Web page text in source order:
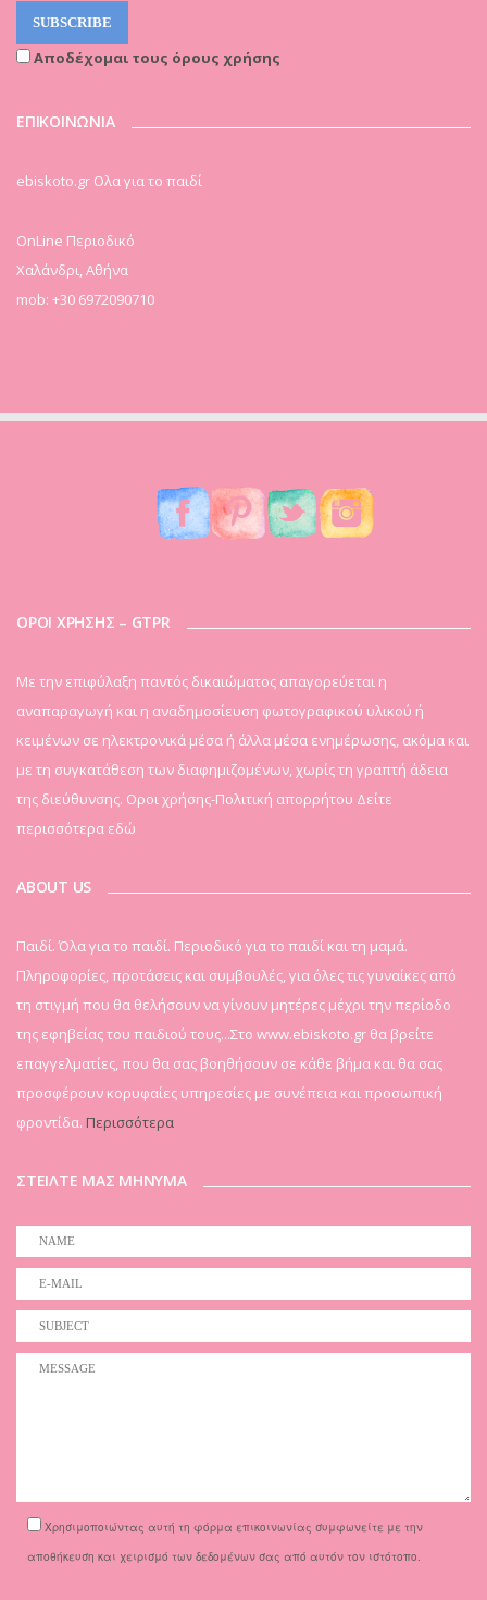
Αποδέχομαι τους όρους χρήσης
ΕΠΙΚΟΙΝΩΝΙΑ
ebiskoto.gr Ολα για το παιδί
OnLine Περιοδικό
Χαλάνδρι, Αθήνα
mob: +30 6972090710
ΟΡΟΙ ΧΡΗΣΗΣ – GTPR
Mε την επιφύλαξη παντός δικαιώματος απαγορεύεται η
αναπαραγωγή και η αναδημοσίευση φωτογραφικού υλικού ή
κειμένων σε ηλεκτρονικά μέσα ή άλλα μέσα ενημέρωσης, ακόμα και
με τη συγκατάθεση των διαφημιζομένων, χωρίς τη γραπτή άδεια
της διεύθυνσης. Οροι χρήσης-Πολιτική απορρήτου Δείτε
περισσότερα εδώ
ABOUT US
Παιδί. Όλα για το παιδί. Περιοδικό για το παιδί και τη μαμά.
Πληροφορίες, προτάσεις και συμβουλές, για όλες τις γυναίκες από
τη στιγμή που θα θελήσουν να γίνουν μητέρες μέχρι την περίοδο
της εφηβείας του παιδιού τους...Στο www.ebiskoto.gr θα βρείτε
επαγγελματίες, που θα σας βοηθήσουν σε κάθε βήμα και θα σας
προσφέρουν κορυφαίες υπηρεσίες με συνέπεια και προσωπική
φροντίδα. Περισσότερα
ΣΤΕΙΛΤΕ ΜΑΣ ΜΗΝΥΜΑ
Χρησιμοποιώντας αυτή τη φόρμα επικοινωνίας συμφωνείτε με την
αποθήκευση και χειρισμό των δεδομένων σας από αυτόν τον ιστότοπο.